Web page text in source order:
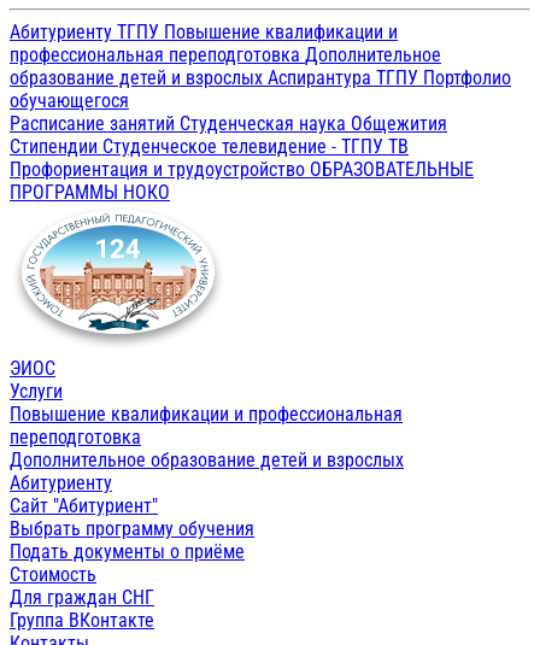
Абитуриенту ТГПУ Повышение квалификации и
профессиональная переподготовка Дополнительное
образование детей и взрослых Аспирантура ТГПУ Портфолио
обучающегося
Расписание занятий Студенческая наука Общежития
Стипендии Студенческое телевидение - ТГПУ ТВ
Профориентация и трудоустройство ОБРАЗОВАТЕЛЬНЫЕ
ПРОГРАММЫ НОКО
ЭИОС
Услуги
Повышение квалификации и профессиональная
переподготовка
Дополнительное образование детей и взрослых
Абитуриенту
Сайт "Абитуриент"
Выбрать программу обучения
Подать документы о приёме
Стоимость
Для граждан СНГ
Группа ВКонтакте